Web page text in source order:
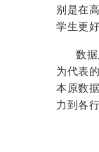
别是在
学生更
数
为代表
本原数
力到各